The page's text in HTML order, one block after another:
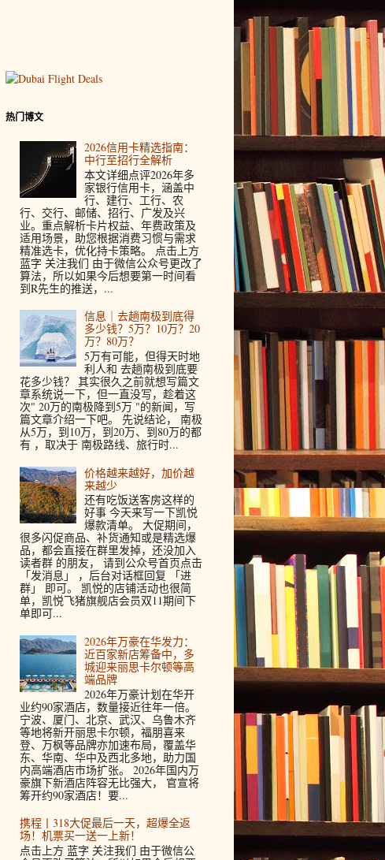
热门博文
2026信用卡精选指南：
中行至招行全解析
本文详细点评2026年多
家银行信用卡，涵盖中
行、建行、工行、农
行、交行、邮储、招行、广发及兴
业。重点解析卡片权益、年费政策及
适用场景，助您根据消费习惯与需求
精准选卡，优化持卡策略。 点击上方
蓝字 关注我们 由于微信公众号更改了
算法，所以如果今后想要第一时间看
到R先生的推送，...
信息｜去趟南极到底得
多少钱？5万？10万？20
万？80万？
5万有可能，但得天时地
利人和 去趟南极到底要
花多少钱？ 其实很久之前就想写篇文
章系统说一下，但一直没写，趁着这
次" 20万的南极降到5万 "的新闻，写
篇文章介绍一下吧。 先说结论， 南极
从5万，到10万，到20万、到80万的都
有 ，取决于 南极路线、旅行时...
价格越来越好，加价越
来越少
还有吃饭送客房这样的
好事 今天来写一下凯悦
爆款清单。 大促期间，
很多闪促商品、补货通知或是精选爆
品，都会直接在群里发掉，还没加入
读者群 的朋友， 请到公众号首页点击
「发消息」 ，后台对话框回复 「进
群」 即可。 凯悦的店铺活动也很简
单，凯悦飞猪旗舰店会员双11期间下
单即可...
2026年万豪在华发力：
近百家新店筹备中，多
城迎来丽思卡尔顿等高
端品牌
2026年万豪计划在华开
业约90家酒店，数量接近往年一倍。
宁波、厦门、北京、武汉、乌鲁木齐
等地将新开丽思卡尔顿，福朋喜来
登、万枫等品牌亦加速布局，覆盖华
东、华南、华中及西北多地，助力国
内高端酒店市场扩张。 2026年国内万
豪旗下新酒店阵容无比强大， 官宣将
筹开约90家酒店！要...
携程丨318大促最后一天，超爆全返
场！机票买一送一上新！
点击上方 蓝字 关注我们 由于微信公